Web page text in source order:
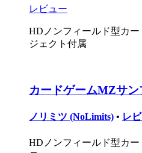
レビュー
HDノンフィールド型カ
ジェクト付属
カードゲームMZサン
ノリミツ (NoLimits) • レ
HDノンフィールド型カ